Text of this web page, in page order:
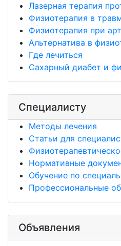
Лазерная терапия
Физиотерапия в
Физиотерапия при
Альтернатива в
Где лечиться
Сахарный диабет и
Специалисту
Методы лечения
Статьи для
Нормативные
Обучение по
Профессиональные
Объявления